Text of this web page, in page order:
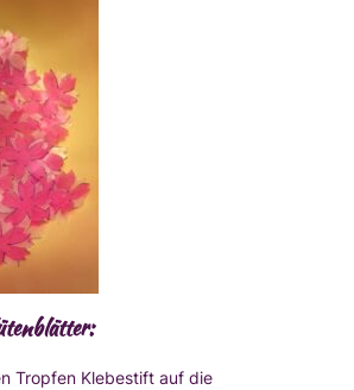
Tropfen Klebestift auf die